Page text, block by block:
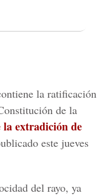
la ratificación
de la
extradición de
este jueves
del rayo, ya